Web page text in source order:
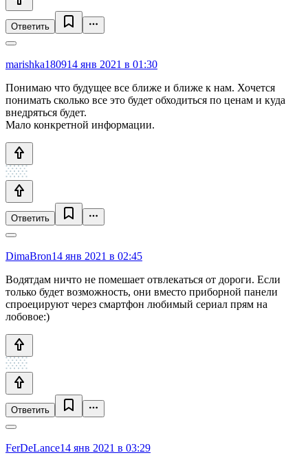
Ответить
marishka180914 янв 2021 в 01:30
Понимаю что будущее все ближе и ближе к нам. Хочется
понимать сколько все это будет обходиться по ценам и куда
внедряться будет.
Мало конкретной информации.
Ответить
DimaBron14 янв 2021 в 02:45
Водятдам ничто не помешает отвлекаться от дороги. Если
только будет возможность, они вместо приборной панели
спроецируют через смартфон любимый сериал прям на
лобовое:)
Ответить
FerDeLance14 янв 2021 в 03:29